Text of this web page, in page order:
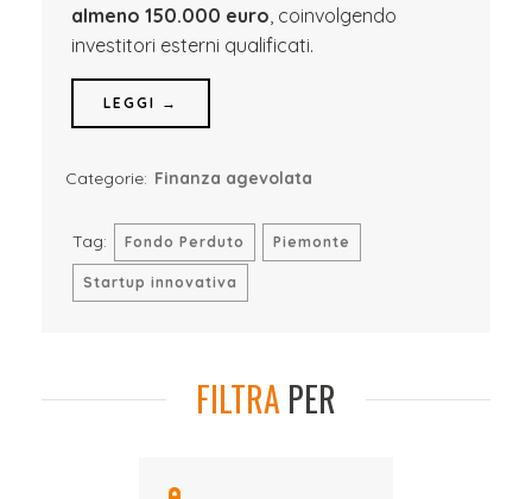
almeno 150.000 euro, coinvolgendo
investitori esterni qualificati.
LEGGI →
Categorie: Finanza agevolata
Tag: Fondo Perduto Piemonte
Startup innovativa
FILTRA PER